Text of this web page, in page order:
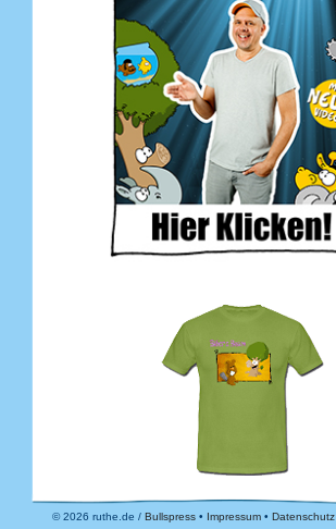
© 2026 ruthe.de / Bullspress • Impressum • Datenschutz